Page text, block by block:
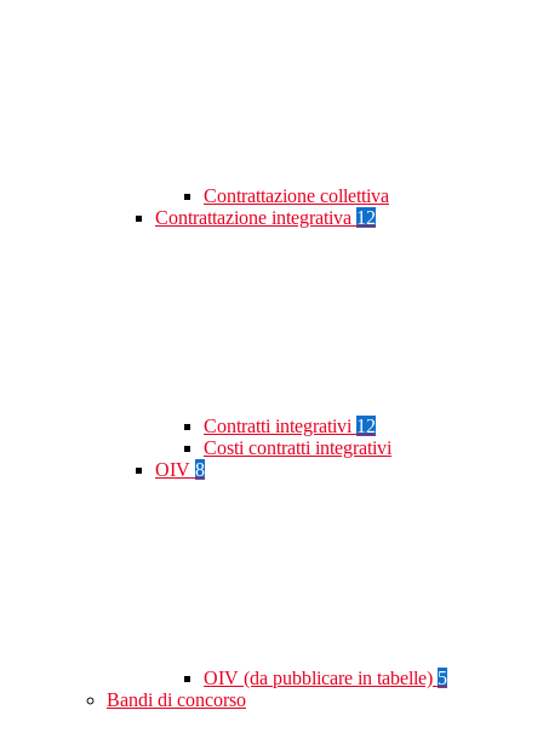
Contrattazione collettiva
Contrattazione integrativa 12
Contratti integrativi 12
Costi contratti integrativi
OIV 8
OIV (da pubblicare in tabelle) 5
Bandi di concorso